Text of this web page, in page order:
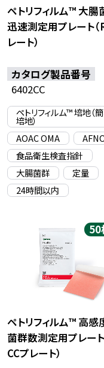
ペトリフィルム™ 大腸
迅速測定用プレート（
レート）
カタログ製品番号
6402CC
ペトリフィルム™ 培地（
培地）
AOAC OMA
食品衛生検査指針
大腸菌群
定量
24時間以内
50
ペトリフィルム™ 高感
菌群数測定用プレー
CCプレート）